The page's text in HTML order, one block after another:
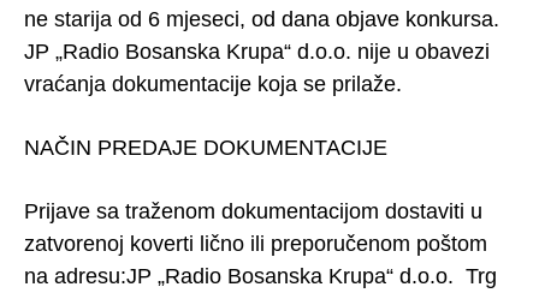
ne starija od 6 mjeseci, od dana objave konkursa.
JP „Radio Bosanska Krupa“ d.o.o. nije u obavezi
vraćanja dokumentacije koja se prilaže.
NAČIN PREDAJE DOKUMENTACIJE
Prijave sa traženom dokumentacijom dostaviti u
zatvorenoj koverti lično ili preporučenom poštom
na adresu:JP „Radio Bosanska Krupa“ d.o.o. Trg